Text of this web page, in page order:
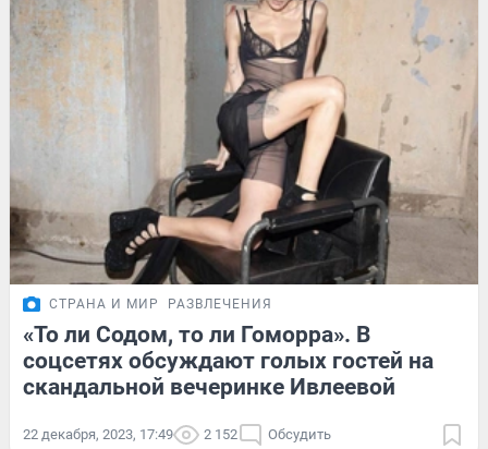
СТРАНА И МИР РАЗВЛЕЧЕНИЯ
«То ли Содом, то ли Гоморра». В
соцсетях обсуждают голых гостей на
скандальной вечеринке Ивлеевой
22 декабря, 2023, 17:49 2 152 Обсудить